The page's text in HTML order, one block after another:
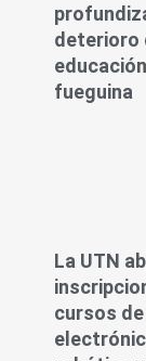
deterioro
educación
fueguina
La UTN
cursos de